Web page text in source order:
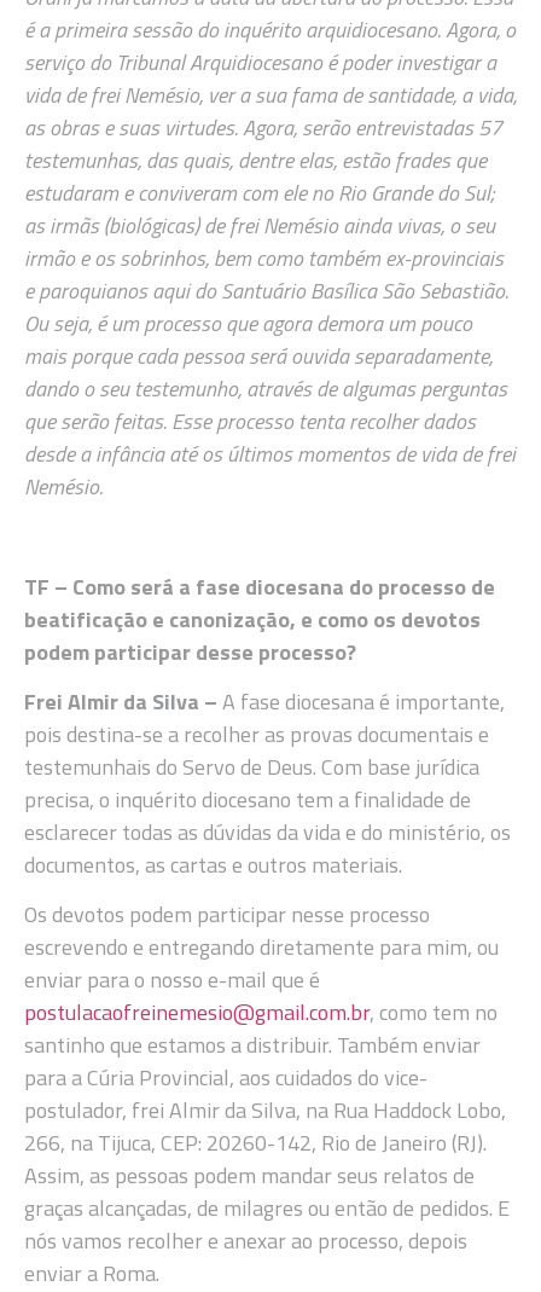
é a primeira sessão do inquérito arquidiocesano. Agora, o
serviço do TribunalArquidiocesano é poder investigar a
vida de frei Nemésio, ver a sua fama de santidade, a vida,
as obras e suas virtudes. Agora, serão entrevistadas 57
testemunhas, das quais, dentre elas, estão frades que
estudaram e conviveram com ele no Rio Grande do Sul;
as irmãs (biológicas) de frei Nemésio ainda vivas, o seu
irmão e os sobrinhos, bem como também ex-provinciais
e paroquianos aqui do Santuário Basílica São Sebastião.
Ou seja, é um processo que agora demora um pouco
mais porque cada pessoa será ouvida separadamente,
dando o seu testemunho, através de algumas perguntas
que serão feitas. Esse processo tenta recolher dados
desde a infância até os últimos momentos de vida de frei
Nemésio.
TF – Como será a fase diocesana do processo de
beatificação e canonização, e como os devotos
podem participar desse processo?
Frei Almir da Silva –A fase diocesana é importante,
pois destina-se a recolher as provas documentais e
testemunhais do Servo de Deus. Com base jurídica
precisa, o inquérito diocesano tem a finalidade de
esclarecer todas as dúvidas da vida e do ministério, os
documentos, as cartas e outros materiais.
Os devotos podem participar nesse processo
escrevendo e entregando diretamente para mim, ou
enviar para o nosso e-mail que é
postulacaofreinemesio@gmail.com.br, como tem no
santinho que estamos a distribuir. Também enviar
para a Cúria Provincial, aos cuidados do vice-
postulador, frei Almir da Silva, na Rua Haddock Lobo,
266, na Tijuca, CEP: 20260-142, Rio de Janeiro (RJ).
Assim, as pessoas podem mandar seus relatos de
graças alcançadas, de milagres ou então de pedidos. E
nós vamos recolher e anexar ao processo, depois
enviar a Roma.